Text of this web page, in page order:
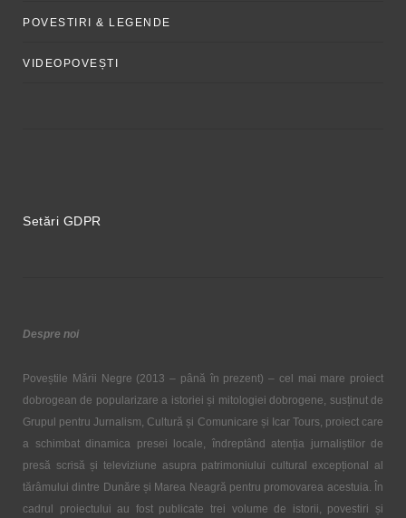
POVESTIRI & LEGENDE
VIDEOPOVEȘTI
Setări GDPR
Despre noi
Poveștile Mării Negre (2013 – până în prezent) – cel mai mare proiect
dobrogean de popularizare a istoriei și mitologiei dobrogene, susținut de
Grupul pentru Jurnalism, Cultură și Comunicare și Icar Tours, proiect care
a schimbat dinamica presei locale, îndreptând atenția jurnaliștilor de
presă scrisă și televiziune asupra patrimoniului cultural excepțional al
tărâmului dintre Dunăre și Marea Neagră pentru promovarea acestuia. În
cadrul proiectului au fost publicate trei volume de istorii, povestiri și